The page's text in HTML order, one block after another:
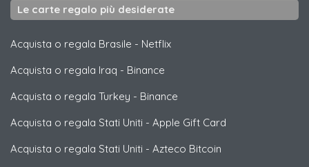
Le carte regalo più desiderate
Acquista o regala Brasile - Netflix
Acquista o regala Iraq - Binance
Acquista o regala Turkey - Binance
Acquista o regala Stati Uniti - Apple Gift Card
Acquista o regala Stati Uniti - Azteco Bitcoin